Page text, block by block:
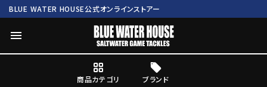
BLUE WATER HOUSE公式オンラインストアー
menu
商品カテゴリ ブランド